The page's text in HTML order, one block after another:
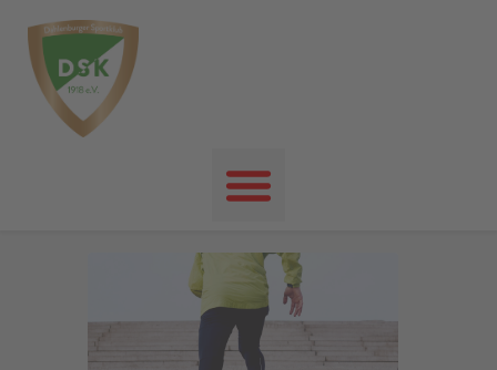
Unser Verein
Unser Sport